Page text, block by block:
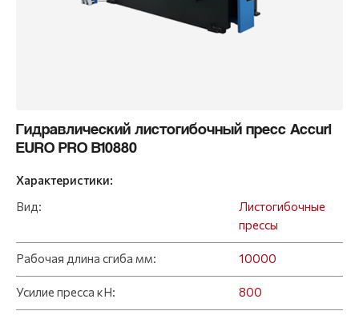
Гидравлический листогибочный пресс Accurl
EURO PRO B10880
Характеристики:
Вид:
Листогибочные
прессы
Рабочая длина сгиба мм: 10000
Усилие пресса кН: 800